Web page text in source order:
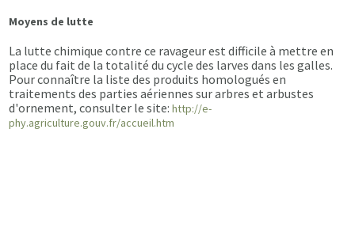
Moyens de lutte
La lutte chimique contre ce ravageur est difficile à mettre en
place du fait de la totalité du cycle des larves dans les galles.
Pour connaître la liste des produits homologués en
traitements des parties aériennes sur arbres et arbustes
d'ornement, consulter le site:http://e-
phy.agriculture.gouv.fr/accueil.htm